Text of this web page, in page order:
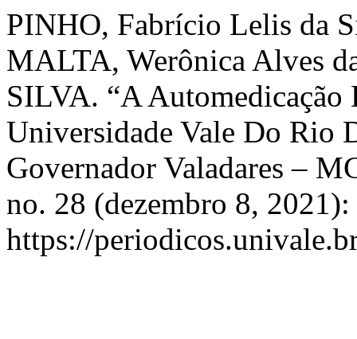
PINHO, Fabrício Lelis da
MALTA, Werônica Alves
SILVA. “A Automedicação
Universidade Vale Do Rio
Governador Valadares –
no. 28 (dezembro 8,
https://